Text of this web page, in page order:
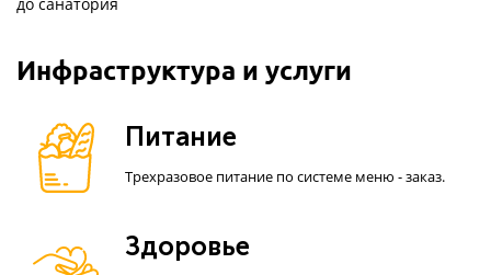
до санатория
Инфраструктура и услуги
Питание
Трехразовое питание по системе меню - заказ.
Здоровье